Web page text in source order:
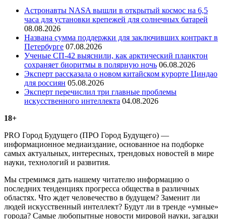
Астронавты NASA вышли в открытый космос на 6,5
часа для установки крепежей для солнечных батарей
08.08.2026
Названа сумма поддержки для заключивших контракт в
Петербурге 07.08.2026
Ученые СП-42 выяснили, как арктический планктон
сохраняет биоритмы в полярную ночь 06.08.2026
Эксперт рассказала о новом китайском курорте Циндао
для россиян 05.08.2026
Эксперт перечислил три главные проблемы
искусственного интеллекта 04.08.2026
18+
PRO Город Будущего (ПРО Город Будущего) —
информационное медиаиздание, основанное на подборке
самых актуальных, интересных, трендовых новостей в мире
науки, технологий и развития.
Мы стремимся дать нашему читателю информацию о
последних тенденциях прогресса общества в различных
областях. Что ждет человечество в будущем? Заменит ли
людей искусственный интеллект? Будут ли в тренде «умные»
города? Самые любопытные новости мировой науки, загадки